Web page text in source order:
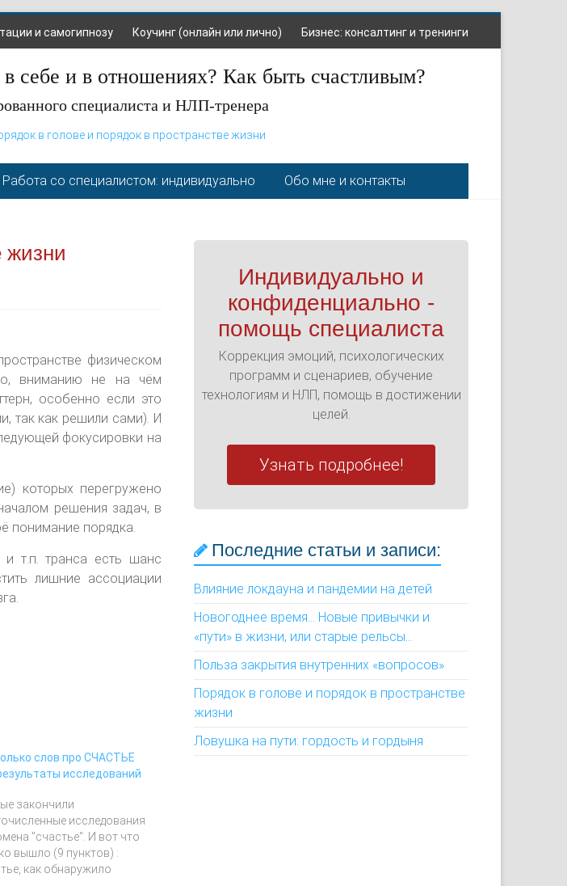
и самогипнозу Коучинг (онлайн или лично) Бизнес: консалтинг и тренинги
себе и в отношениях? Как быть счастливым?
специалиста и НЛП-тренера
в голове и порядок в пространстве жизни
Работа со специалистом: индивидуально Обо мне и контакты
жизни
физическом
вниманию не на чём
особенно если это
так как решили сами). И
фокусировки на
которых перегружено
решения задач, в
понимание порядка.
т.п. транса есть шанс
лишние ассоциации
слов про СЧАСТЬЕ
исследований
закончили
исследования
"счастье". И вот что
вышло (9 пунктов) :
как обнаружило
Индивидуально и
конфиденциально -
помощь специалиста
Коррекция эмоций, психологических
программ и сценариев, обучение
технологиям и НЛП, помощь в достижении
целей.
Узнать подробнее!
Последние статьи и записи:
Влияние локдауна и пандемии на детей
Новогоднее время... Новые привычки и
«пути» в жизни, или старые рельсы...
Польза закрытия внутренних «вопросов»
Порядок в голове и порядок в пространстве
жизни
Ловушка на пути: гордость и гордыня